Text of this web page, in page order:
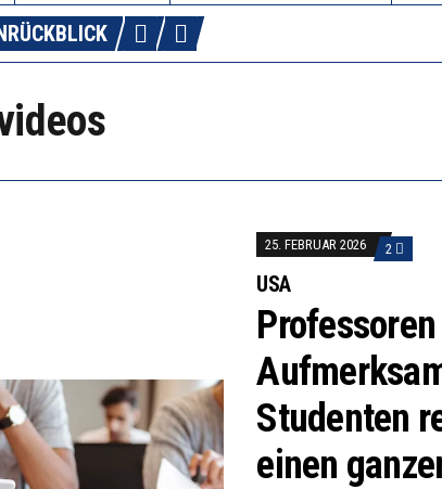
25. FEBRUAR 2026 2
USA
Studenten
einen